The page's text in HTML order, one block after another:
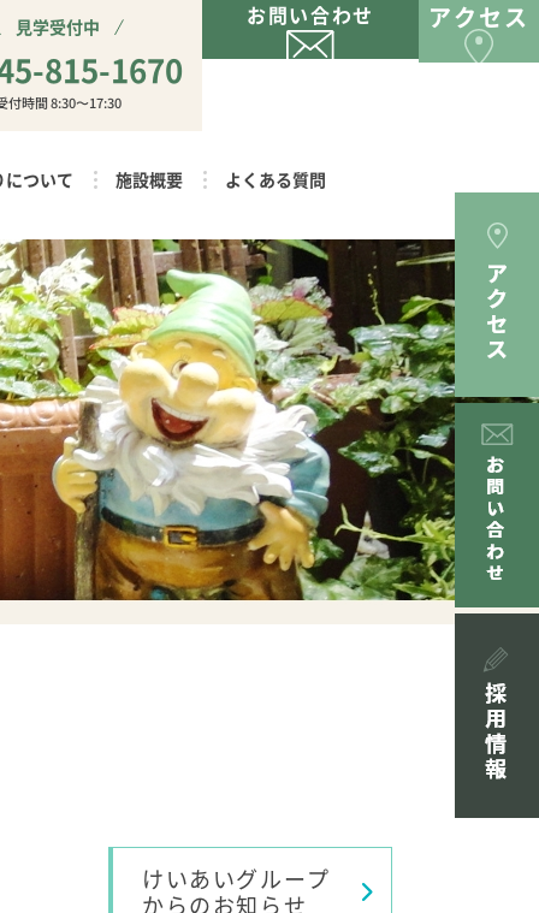
見学受付中
815-1670
付時間 8:30〜17:30
お問い合わせ アクセス
について 施設概要 よくある質問
けいあいグループ
からのお知らせ